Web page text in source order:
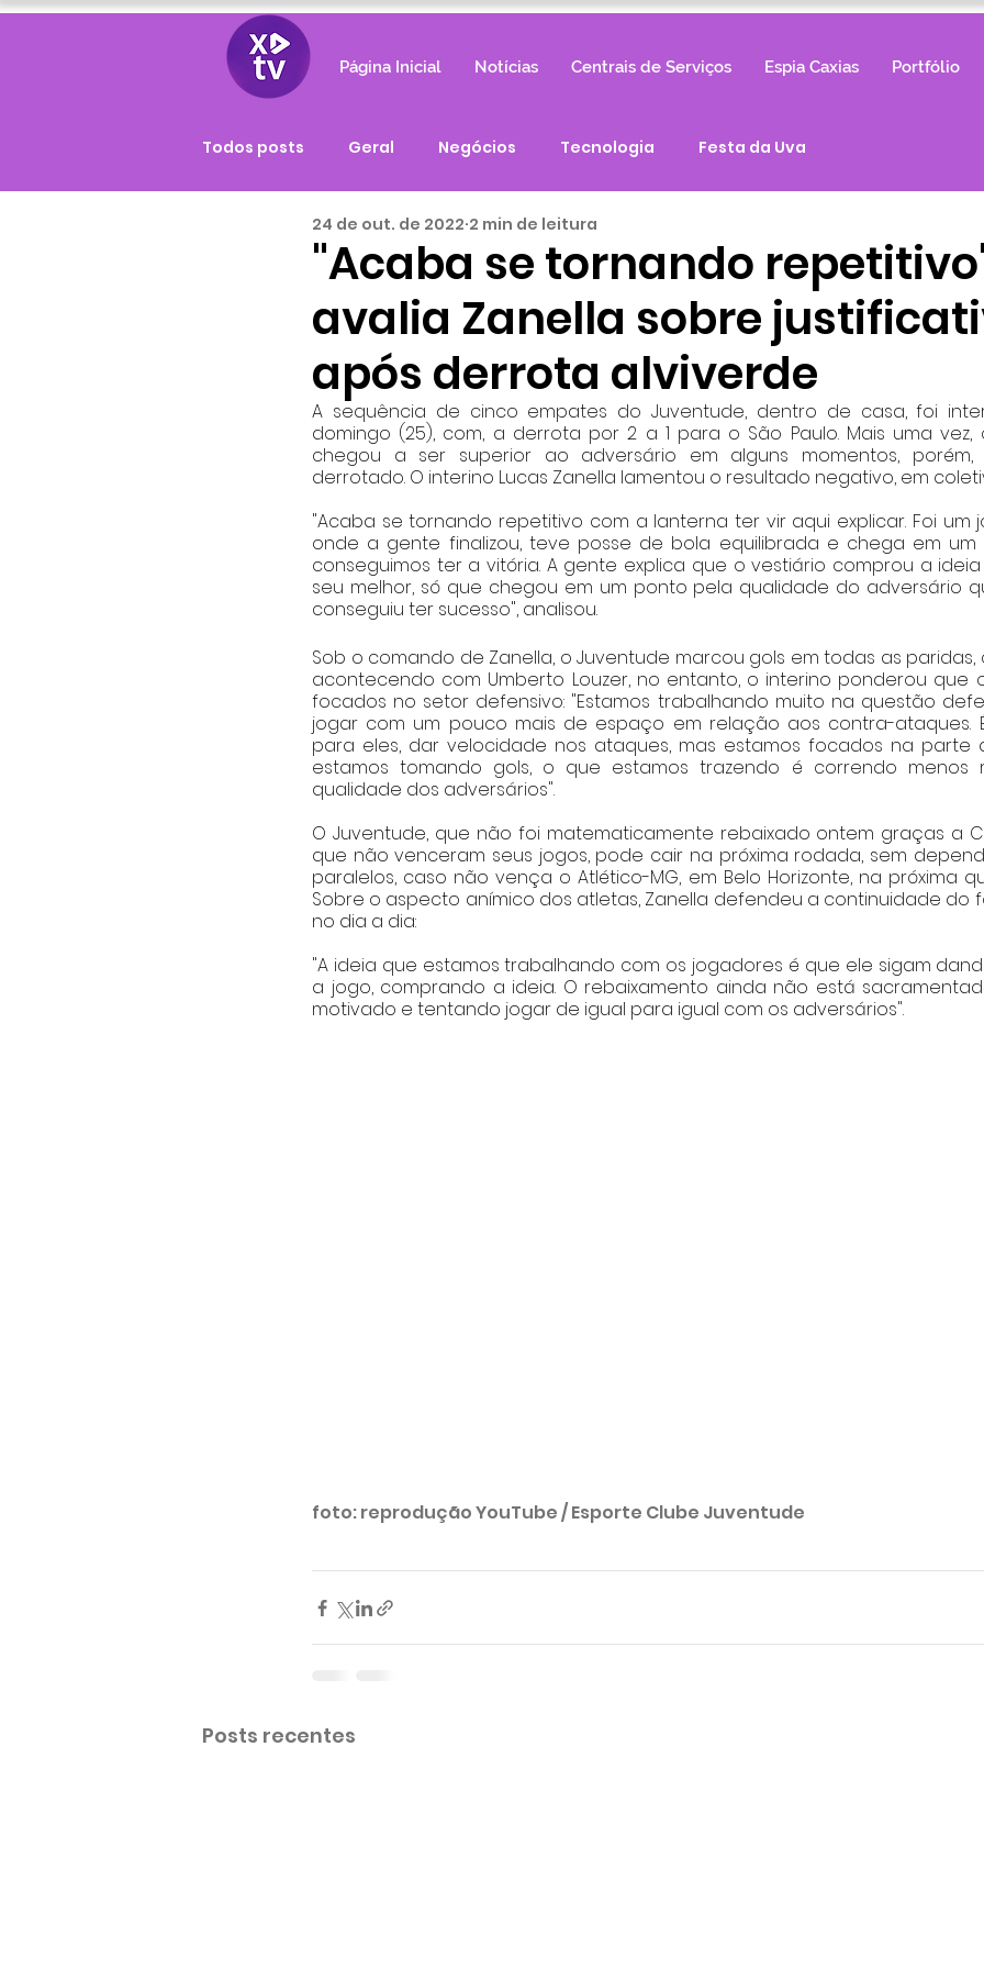
Página Inicial Notícias Centrais de Serviços Espia Caxias Portfólio
Todos posts Geral Negócios Tecnologia Festa da Uva
"Acaba se tornando
avalia Zanella sobre
após derrota alviverde
24 de out. de 2022 2 min de leitura
A sequência de cinco empates do Juventude, dentro de casa, foi
domingo (25), com, a derrota por 2 a 1 para o São Paulo. Mais uma vez,
chegou a ser superior ao adversário em alguns momentos, porém,
derrotado. O interino Lucas Zanella lamentou o resultado negativo, em
"Acaba se tornando repetitivo com a lanterna ter vir aqui explicar. Foi um
onde a gente finalizou, teve posse de bola equilibrada e chega em
conseguimos ter a vitória. A gente explica que o vestiário comprou a
seu melhor, só que chegou em um ponto pela qualidade do adversário
conseguiu ter sucesso", analisou.
Sob o comando de Zanella, o Juventude marcou gols em todas as paridas,
acontecendo com Umberto Louzer, no entanto, o interino ponderou que
focados no setor defensivo: "Estamos trabalhando muito na questão
jogar com um pouco mais de espaço em relação aos contra-ataques.
para eles, dar velocidade nos ataques, mas estamos focados na parte
estamos tomando gols, o que estamos trazendo é correndo
qualidade dos adversários".
O Juventude, que não foi matematicamente rebaixado ontem graças a
que não venceram seus jogos, pode cair na próxima rodada, sem
paralelos, caso não vença o Atlético-MG, em Belo Horizonte, na próxima
Sobre o aspecto anímico dos atletas, Zanella defendeu a continuidade do
no dia a dia:
"A ideia que estamos trabalhando com os jogadores é que ele sigam
a jogo, comprando a ideia. O rebaixamento ainda não está
motivado e tentando jogar de igual para igual com os adversários".
foto: reprodução YouTube / Esporte Clube Juventude
Posts recentes